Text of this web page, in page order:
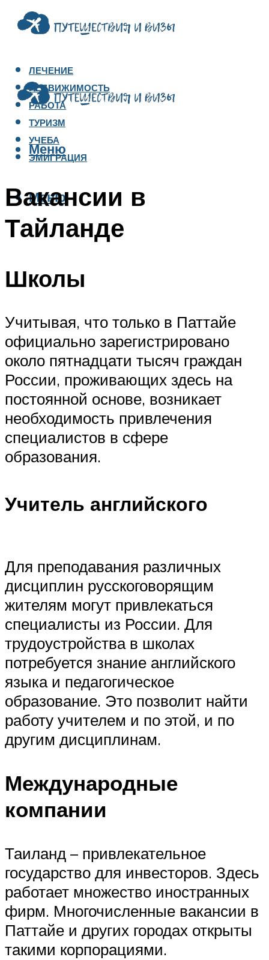
ЛЕЧЕНИЕ
НЕДВИЖИМОСТЬ
РАБОТА
ТУРИЗМ
УЧЕБА
ЭМИГРАЦИЯ
Меню
Меню
Вакансии в
Тайланде
Школы
Учитывая, что только в Паттайе
официально зарегистрировано
около пятнадцати тысяч граждан
России, проживающих здесь на
постоянной основе, возникает
необходимость привлечения
специалистов в сфере
образования.
Учитель английского
Для преподавания различных
дисциплин русскоговорящим
жителям могут привлекаться
специалисты из России. Для
трудоустройства в школах
потребуется знание английского
языка и педагогическое
образование. Это позволит найти
работу учителем и по этой, и по
другим дисциплинам.
Международные
компании
Таиланд – привлекательное
государство для инвесторов. Здесь
работает множество иностранных
фирм. Многочисленные вакансии в
Паттайе и других городах открыты
такими корпорациями.